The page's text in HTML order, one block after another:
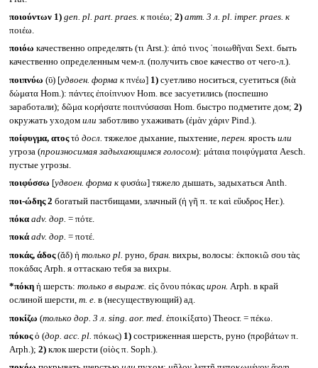
ποιούντων 1) gen. pl. part. praes. кποιέω; 2) атт. 3 л. pl. imper. praes. к
ποιέω.
ποιόω качественно определять (τι Arst.): ἀπό τινος ᾽ποιωθῆναι Sext. быть
качественно определенным чем-л. (получить свое качество от чего-л.).
ποιπνύω (ῡ) [удвоен. форма кπνέω] 1)суетливо носиться, суетиться (διὰ
δώματα Hom.): πάντες ἐποίπνυον Hom. все засуетились (поспешно
заработали); δῶμα κορήσατε ποιπνύσασαι Hom. быстро подметите дом; 2)
окружать уходом или заботливо ухаживать (ἐμὰν χάριν Pind.).
ποίφυγμα, ατοςτό досл. тяжелое дыхание, пыхтение, перен. ярость или
угроза (произносимая задыхающимся голосом): μάταια ποιφύγματα Aesch.
пустые угрозы.
ποιφύσσω [удвоен. форма кφυσάω] тяжело дышать, задыхаться Anth.
ποι-ώδης 2 богатый пастбищами, злачный (ἡ γῆ π. τε καὶ εὔυδρος Her.).
πόκα adv. дор. = πότε.
ποκά adv. дор. = ποτέ.
ποκάς, άδος(ᾰδ) ἡ только pl. руно, бран. вихры, волосы: ἐκποκιῶ σου τὰς
ποκάδας Arph. я оттаскаю тебя за вихры.
*πόκη ἡ шерсть: только в выраж. εἰς ὄνου πόκας ирон. Arph. в край
ослиной шерсти,т. е. в (несуществующий) ад.
ποκίζω (только дор. 3 л. sing. aor. med. ἐποικίξατο) Theocr. = πέκω.
πόκοςὁ (дор. acc. pl. πόκως) 1)состриженная шерсть, руно (προβάτων π.
Arph.); 2)клок шерсти (οἰὸς π. Soph.).